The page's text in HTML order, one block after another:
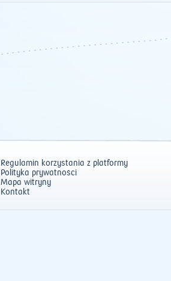
Regulamin korzystania z platformy
Polityka prywatności
Mapa witryny
Kontakt